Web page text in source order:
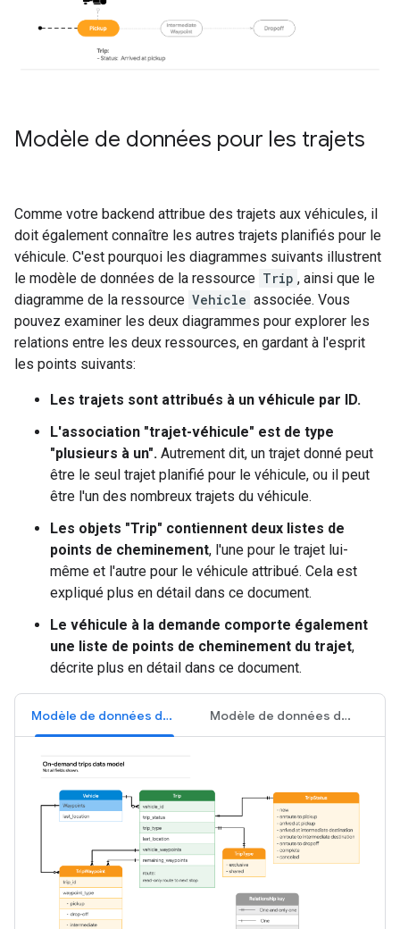
Modèle de données pour les trajets
Comme votre backend attribue des trajets aux véhicules, il
doit également connaître les autres trajets planifiés pour le
véhicule. C'est pourquoi les diagrammes suivants illustrent
le modèle de données de la ressource Trip , ainsi que le
diagramme de la ressource Vehicle associée. Vous
pouvez examiner les deux diagrammes pour explorer les
relations entre les deux ressources, en gardant à l'esprit
les points suivants:
Les trajets sont attribués à un véhicule par ID.
L'association "trajet-véhicule" est de type
"plusieurs à un". Autrement dit, un trajet donné peut
être le seul trajet planifié pour le véhicule, ou il peut
être l'un des nombreux trajets du véhicule.
Les objets "Trip" contiennent deux listes de
points de cheminement, l'une pour le trajet lui-
même et l'autre pour le véhicule attribué. Cela est
expliqué plus en détail dans ce document.
Le véhicule à la demande comporte également
une liste de points de cheminement du trajet,
décrite plus en détail dans ce document.
Modèle de données de trajet Modèle de données du véhicule